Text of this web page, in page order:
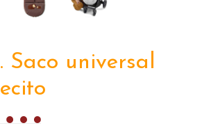
Saco universal